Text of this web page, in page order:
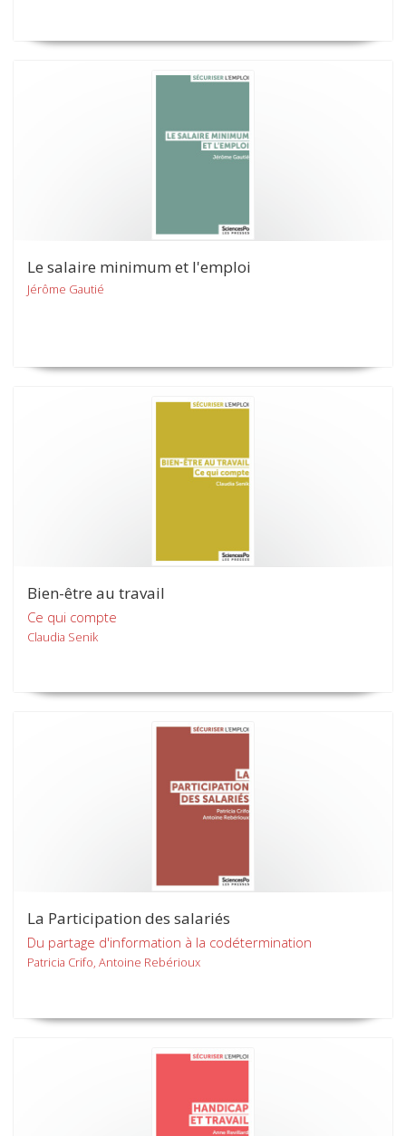
Le salaire minimum et l'emploi
Jérôme Gautié
Bien-être au travail
Ce qui compte
Claudia Senik
La Participation des salariés
Du partage d'information à la codétermination
Patricia Crifo, Antoine Rebérioux